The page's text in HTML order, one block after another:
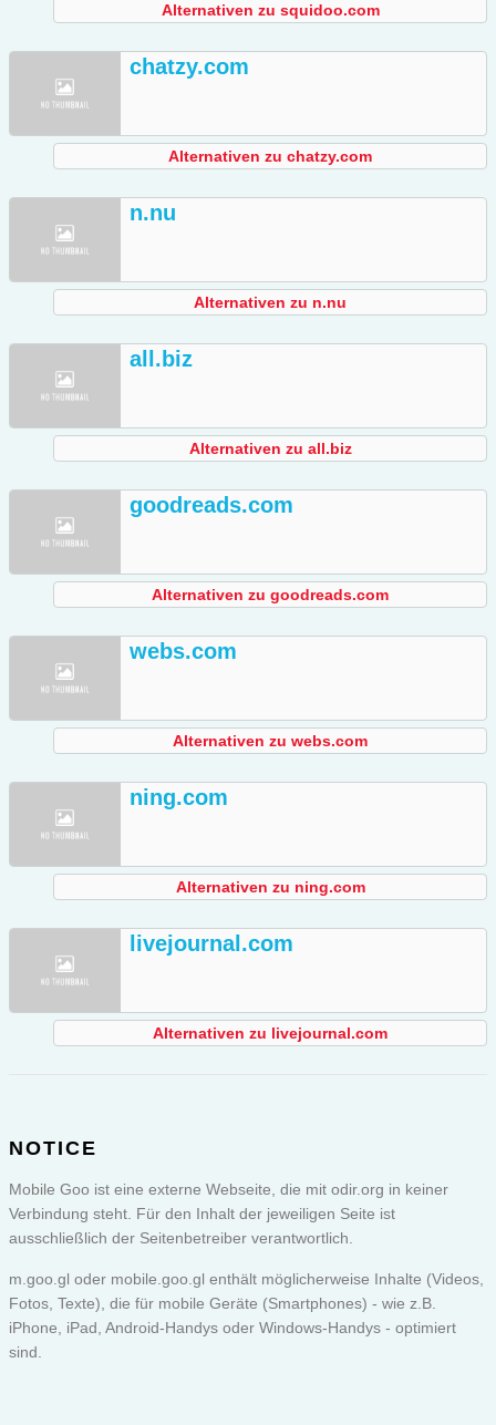
Alternativen zu squidoo.com
chatzy.com
Alternativen zu chatzy.com
n.nu
Alternativen zu n.nu
all.biz
Alternativen zu all.biz
goodreads.com
Alternativen zu goodreads.com
webs.com
Alternativen zu webs.com
ning.com
Alternativen zu ning.com
livejournal.com
Alternativen zu livejournal.com
NOTICE
Mobile Goo ist eine externe Webseite, die mit odir.org in keiner
Verbindung steht. Für den Inhalt der jeweiligen Seite ist
ausschließlich der Seitenbetreiber verantwortlich.
m.goo.gl oder mobile.goo.gl enthält möglicherweise Inhalte (Videos,
Fotos, Texte), die für mobile Geräte (Smartphones) - wie z.B.
iPhone, iPad, Android-Handys oder Windows-Handys - optimiert
sind.